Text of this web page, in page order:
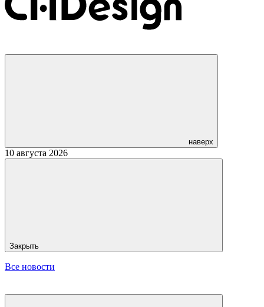
наверх
10 августа 2026
Закрыть
Все новости